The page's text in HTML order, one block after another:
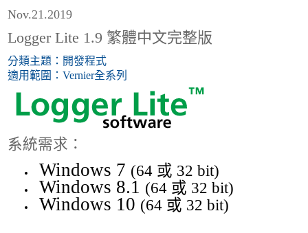
Nov.21.2019
Logger Lite 1.9 繁體中文完整版
分類主題：開發程式
適用範圍：Vernier全系列
系統需求：
Windows 7 (64 或 32 bit)
Windows 8.1 (64 或 32 bit)
Windows 10 (64 或 32 bit)